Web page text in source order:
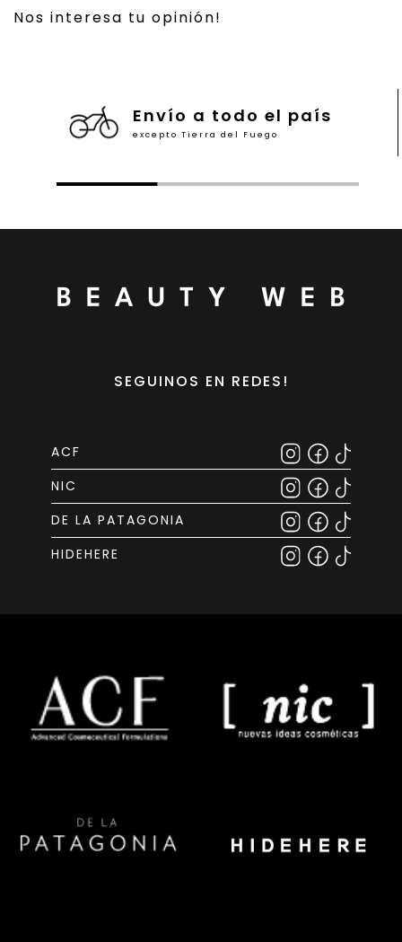
Nos interesa tu opinión!
Envío a todo el país
excepto Tierra del Fuego
SEGUINOS EN REDES!
ACF
NIC
DE LA PATAGONIA
HIDEHERE